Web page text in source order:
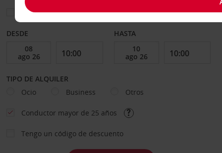
Elegir otra oficina de devolución
DESDE HASTA
TIPO DE ALQUILER
Ocio
Business Otros
Conductor mayor de 25 años
Tengo un código de descuento